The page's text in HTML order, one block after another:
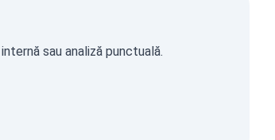
sau analiză punctuală.